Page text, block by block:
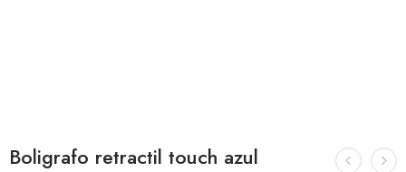
Boligrafo retractil touch azul